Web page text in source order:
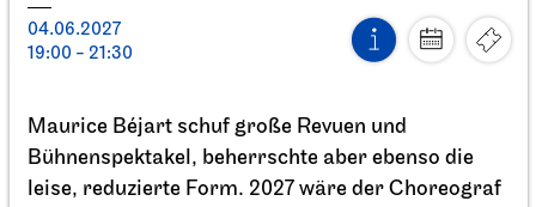
04.06.2027
19:00 - 21:30
Maurice Béjart schuf große Revuen und
Bühnenspektakel, beherrschte aber ebenso die
leise, reduzierte Form. 2027 wäre der Choreograf
19:00 - 21:30